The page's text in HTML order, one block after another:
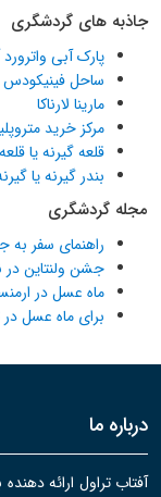
جاذبه های گردشگری
پارک آبی واترورد
ساحل فینیکودس
مارینا لارناکا
مرکز خرید
قلعه گیرنه یا قلعه
بندر گیرنه یا
مجله گردشگری
راهنمای سفر به
جشن ولنتاین در
ماه عسل در
برای ماه عسل در
درباره ما
آفتاب تراول ارائه